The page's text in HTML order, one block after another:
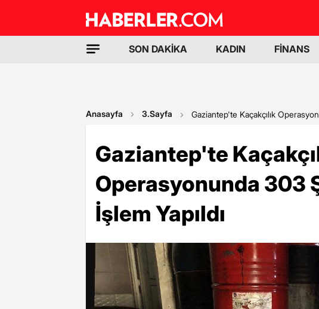
SON DAKİKA KADIN FİNANS
Anasayfa 3.Sayfa Gaziantep'te Kaçakçılık
Gaziantep'te
Operasyonunda 303
İşlem Yapıldı